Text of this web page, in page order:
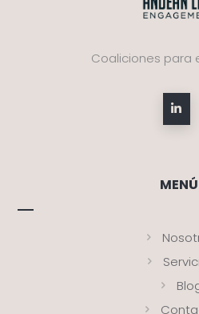
Coaliciones para
MENÚ